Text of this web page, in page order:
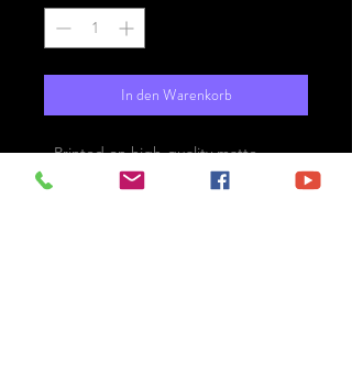
In den Warenkorb
- Printed on high-quality matte
paper Fine Art Prestige Hahnemühle